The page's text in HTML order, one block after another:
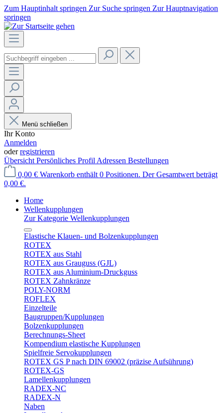
Zum Hauptinhalt springen Zur Suche springen Zur Hauptnavigation
springen
Menü schließen
Ihr Konto
Anmelden
oderregistrieren
Übersicht Persönliches Profil Adressen Bestellungen
0,00 € Warenkorb enthält 0 Positionen. Der Gesamtwert beträgt
0,00 €.
Home
Wellenkupplungen
Zur Kategorie Wellenkupplungen
Elastische Klauen- und Bolzenkupplungen
ROTEX
ROTEX aus Stahl
ROTEX aus Grauguss (GJL)
ROTEX aus Aluminium-Druckguss
ROTEX Zahnkränze
POLY-NORM
ROFLEX
Einzelteile
Baugruppen/Kupplungen
Bolzenkupplungen
Berechnungs-Sheet
Kompendium elastische Kupplungen
Spielfreie Servokupplungen
ROTEX GS P nach DIN 69002 (präzise Aufsührung)
ROTEX-GS
Lamellenkupplungen
RADEX-NC
RADEX-N
Naben